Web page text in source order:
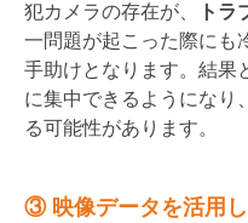
犯カメラの存在が、
トラ
一問題が起こった際にも
手助けとなります。結果
に集中できるようになり
る可能性があります。
③ 映像データを活用